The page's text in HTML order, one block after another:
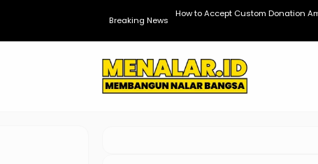
Breaking News
How to Accept Custom Donation